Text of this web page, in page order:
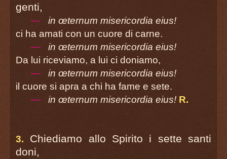
Secunda lettura
página 15
Ogni volta infatti
che mangiate questo pane e bevete al calice,
voi annunciate la morte del Signore.
Sequenza
página 16
Canto al Vangelo
Vangelo
genti,
—
in œternum misericordia eius!
ci ha amati con un cuore di carne.
—
in œternum misericordia eius!
Da lui riceviamo, a lui ci doniamo,
—
in œternum misericordia eius!
il cuore si apra a chi ha fame e sete.
—
in œternum misericordia eius! R.
3. Chiediamo allo Spirito i sette santi
doni,